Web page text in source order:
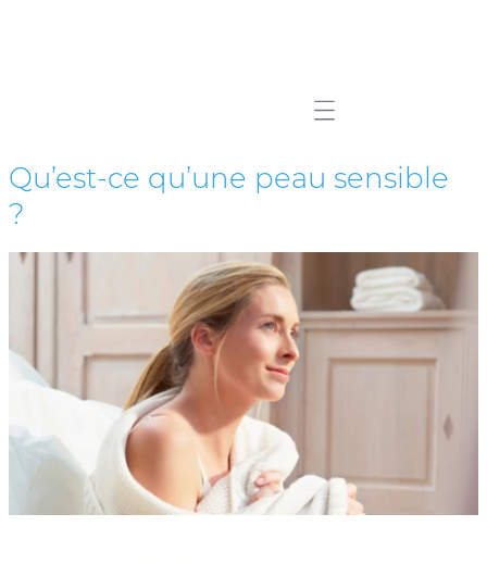
Mobile navigation
Qu’est-ce qu’une peau sensible
?